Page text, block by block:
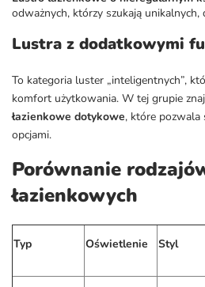
odważnych, którzy szukają unikalnych,
Lustra z dodatkowymi
To kategoria luster „inteligentnych”,
komfort użytkowania. W tej grupie
łazienkowe dotykowe, które pozwala
opcjami.
Porównanie
łazienkowych
Typ Oświetlenie Styl